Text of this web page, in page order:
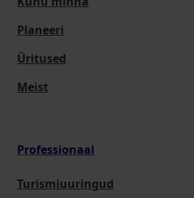
Planeeri
Üritused
Meist
Professionaal
Turismiuuringud